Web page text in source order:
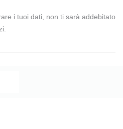
i tuoi dati, non ti sarà addebitato